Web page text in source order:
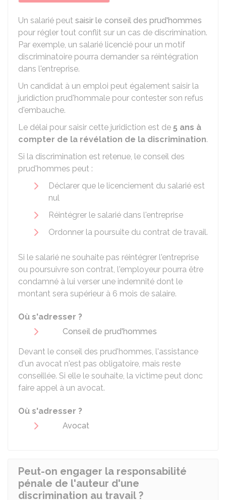
Un salarié peut saisir le conseil des prud'hommes
pour régler tout conflit sur un cas de discrimination.
Par exemple, un salarié licencié pour un motif
discriminatoire pourra demander sa réintégration
dans l'entreprise.
Un candidat à un emploi peut également saisir la
juridiction prud'hommale pour contester son refus
d'embauche.
Le délai pour saisir cette juridiction est de 5 ans à
compter de la révélation de la discrimination.
Si la discrimination est retenue, le conseil des
prud'hommes peut :
Déclarer que le licenciement du salarié est
nul
Réintégrer le salarié dans l'entreprise
Ordonner la poursuite du contrat de travail.
Si le salarié ne souhaite pas réintégrer l'entreprise
ou poursuivre son contrat, l'employeur pourra être
condamné à lui verser une indemnité dont le
montant sera supérieur à 6 mois de salaire.
Où s'adresser ?
Conseil de prud'hommes
Devant le conseil des prud'hommes, l'assistance
d'un avocat n'est pas obligatoire, mais reste
conseillée. Si elle le souhaite, la victime peut donc
faire appel à un avocat.
Où s'adresser ?
Avocat
Peut-on engager la responsabilité
pénale de l'auteur d'une
discrimination au travail ?